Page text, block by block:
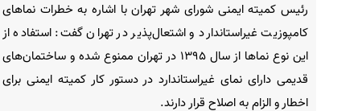
رئیس کمیته ایمنی شورای شهر تهران با اشاره به خطرات نماهای
کامپوزیت غیراستاندارد و اشتعال‌پذیر در تهران گفت: استفاده از
این نوع نماها از سال ۱۳۹۵ در تهران ممنوع شده و ساختمان‌های
قدیمی دارای نمای غیراستاندارد در دستور کار کمیته ایمنی برای
اخطار و الزام به اصلاح قرار دارند.